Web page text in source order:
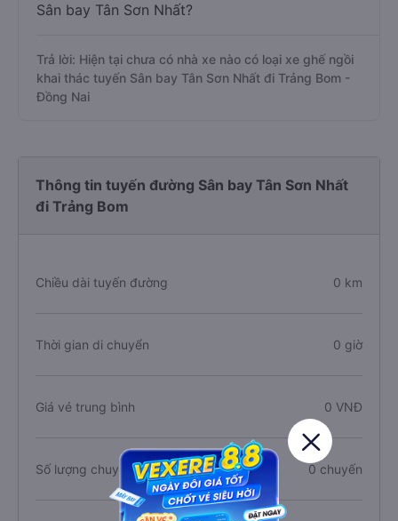
Sân bay Tân Sơn Nhất?
Trả lời: Hiện tại chưa có nhà xe nào có loại xe ghế ngồi
khai thác tuyến Sân bay Tân Sơn Nhất đi Trảng Bom -
Đồng Nai
Thông tin tuyến đường Sân bay Tân Sơn Nhất
đi Trảng Bom
Chiều dài tuyến đường 0 km
Thời gian di chuyển 0 giờ
Giá vé trung bình 0 VNĐ
Số lượng chuyến xe 0 chuyến